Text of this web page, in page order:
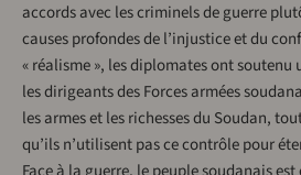
accords avec les criminels de guerre
causes profondes de l’injustice et du
« réalisme », les diplomates ont
les dirigeants des Forces armées
les armes et les richesses du Soudan,
qu’ils n’utilisent pas ce contrôle pour